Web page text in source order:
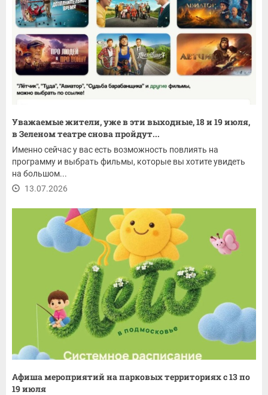
Уважаемые жители, уже в эти выходные, 18 и 19 июля,
в Зеленом театре снова пройдут...
Именно сейчас у вас есть возможность повлиять на
программу и выбрать фильмы, которые вы хотите увидеть
на большом...
13.07.2026
Афиша мероприятий на парковых территориях с 13 по
19 июля